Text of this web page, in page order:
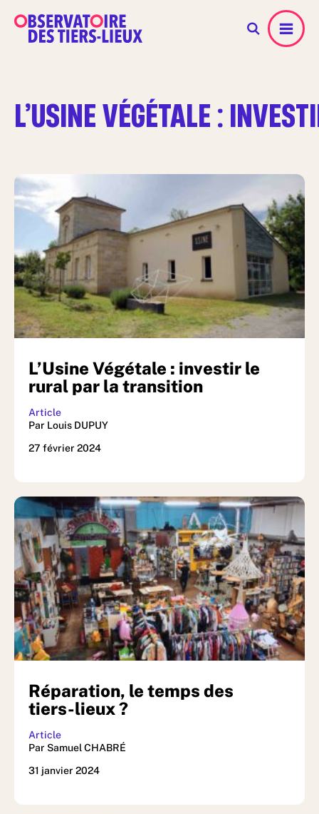
Menu
L’USINE VÉGÉTALE :
L’Usine Végétale : investir le
rural par la transition
Article
Par Louis DUPUY
27 février 2024
Réparation, le temps des
tiers-lieux ?
Article
Par Samuel CHABRÉ
31 janvier 2024